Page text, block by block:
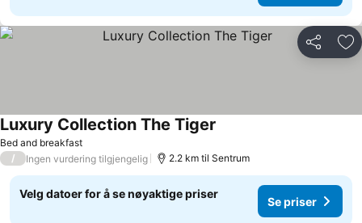
Del
Bed and breakfast
Luxury Collection The Tiger
/ Ingen vurdering tilgjengelig 2.2 km til Sentrum
Velg datoer for å se nøyaktige priser
Se priser